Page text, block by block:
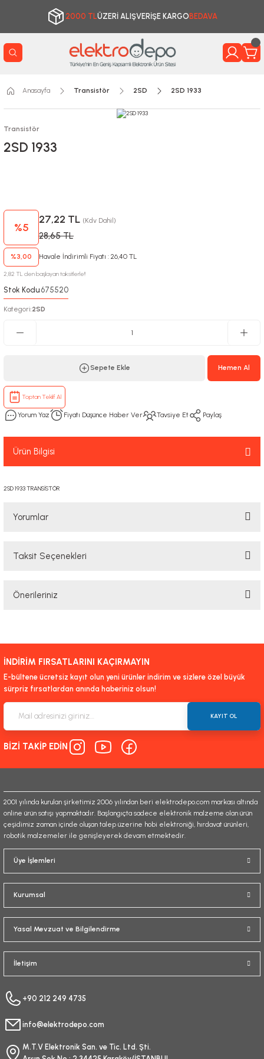
2000 TLÜZERİ ALIŞVERİŞE KARGO BEDAVA
Anasayfa Transistör 2SD 2SD 1933
Transistör
2SD 1933
%5
27,22 TL (Kdv Dahil)
28,65 TL
%3,00 Havale İndirimli Fiyatı : 26,40 TL
2,82 TL den başlayan taksitlerle!!
Stok Kodu:675520
Kategori:2SD
Sepete Ekle Hemen Al
Toptan Teklif Al
Yorum Yaz Fiyatı Düşünce Haber Ver Tavsiye Et Paylaş
Ürün Bilgisi
2SD 1933 TRANSİSTÖR
Yorumlar
Taksit Seçenekleri
Önerileriniz
yetersiz gördüğünüz noktaları öneri formunu kullanarak tarafımıza
iletebilirsiniz.
Görüş ve önerileriniz için teşekkür ederiz.
Ürün açıklamasında eksik bilgiler bulunuyor.
Ürün bilgilerinde hatalar bulunuyor.
Ürün fiyatı diğer sitelerden daha pahalı.
Gönder
İNDİRİM FIRSATLARINI KAÇIRMAYIN
E-bültene ücretsiz kayıt olun yeni ürünler indirim ve sizlere özel büyük
sürpriz fırsatlardan anında haberiniz olsun!
KAYIT OL
BİZİ TAKİP EDİN
2001 yılında kurulan şirketimiz 2006 yılından beri elektrodepo.com markası altında
online ürün satışı yapmaktadır. Başlangıçta sadece elektronik malzeme olan ürün
çeşidimiz zaman içinde oluşan talep üzerine hobi elektroniği, hırdavat ürünleri,
robotik malzemeler ile genişleyerek devam etmektedir.
Üye İşlemleri
Kurumsal
Yasal Mevzuat ve Bilgilendirme
İletişim
+90 212 249 4735
info@elektrodepo.com
M.T.V Elektronik San. ve Tic. Ltd. Şti.